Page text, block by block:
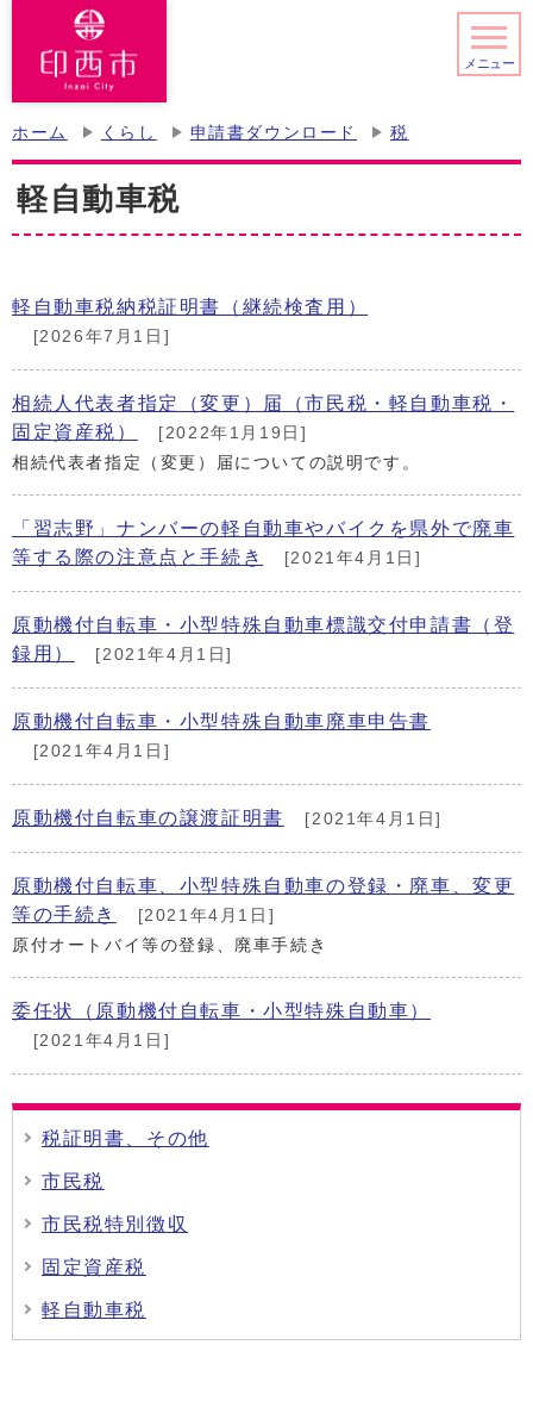
メニュー
ホーム くらし 申請書ダウンロード 税
軽自動車税
軽自動車税納税証明書（継続検査用）
[2026年7月1日]
相続人代表者指定（変更）届（市民税・軽自動車税・
固定資産税）
[2022年1月19日]
相続代表者指定（変更）届についての説明です。
「習志野」ナンバーの軽自動車やバイクを県外で廃車
等する際の注意点と手続き
[2021年4月1日]
原動機付自転車・小型特殊自動車標識交付申請書（登
録用）
[2021年4月1日]
原動機付自転車・小型特殊自動車廃車申告書
[2021年4月1日]
原動機付自転車の譲渡証明書 [2021年4月1日]
原動機付自転車、小型特殊自動車の登録・廃車、変更
等の手続き
[2021年4月1日]
原付オートバイ等の登録、廃車手続き
委任状（原動機付自転車・小型特殊自動車）
[2021年4月1日]
税証明書、その他
市民税
市民税特別徴収
固定資産税
軽自動車税